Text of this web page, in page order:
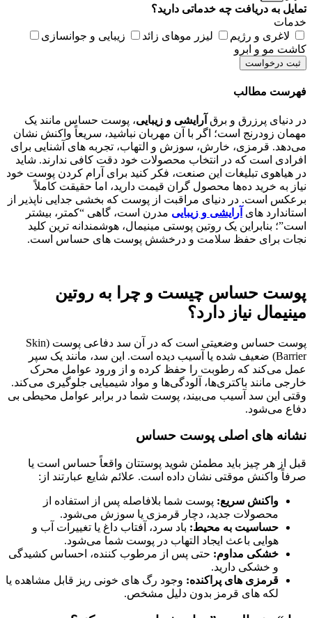
تمایل به دریافت چه خدماتی دارید؟
خدمات
لاغری و رژیم
لیزر موهای زائد
زیبایی و جوانسازی
کاشت مو و ابرو
ثبت درخواست
فهرست مطالب
در دنیای پرزرق و برق آرایشی و زیبایی، پوست حساس مانند یک
مهمان زودرنج است؛ اگر با آن مهربان نباشید، سریعاً واکنش نشان
می‌دهد. قرمزی، خارش، سوزش و التهاب، تجربه‌ های آشنایی برای
افرادی است که در انتخاب محصولات خود دقت کافی ندارند. شاید
در هیاهوی تبلیغات این صنعت، فکر کنید برای آرام کردن پوست خود
نیاز به خرید ده‌ها محصول گران‌ قیمت دارید، اما حقیقت کاملاً
برعکس است. در دنیای مراقبت از پوست که بخشی جدایی‌ ناپذیر از
استاندارد های آرایشی و زیبایی مدرن است، گاهی “کمتر، بیشتر
است”؛ بنابراین یک روتین پوستی مینیمال، هوشمندانه‌ ترین کلید
نجات برای حفظ سلامت و درخشش پوست‌ های حساس است.
پوست حساس چیست و چرا به روتین
مینیمال نیاز دارد؟
پوست حساس وضعیتی است که در آن سد دفاعی پوست (Skin
Barrier) ضعیف شده یا آسیب دیده است. این سد، مانند یک سپر
عمل می‌کند که رطوبت را حفظ کرده و از ورود عوامل محرک
خارجی مانند باکتری‌ها، آلودگی‌ها و مواد شیمیایی جلوگیری می‌کند.
وقتی این سد آسیب می‌بیند، پوست شما در برابر عوامل محیطی بی
دفاع می‌شود.
نشانه‌ های اصلی پوست حساس
قبل از هر چیز باید مطمئن شوید پوستتان واقعاً حساس است یا
صرفاً واکنش موقتی نشان داده است. علائم شایع عبارتند از:
واکنش سریع: پوست شما بلافاصله پس از استفاده از
محصولات جدید، دچار قرمزی یا سوزش می‌شود.
حساسیت به محیط: باد سرد، آفتاب داغ یا تغییرات آب‌ و
هوایی باعث ایجاد التهاب در پوست شما می‌شود.
خشکی مداوم: حتی پس از مرطوب‌ کننده، احساس کشیدگی
و خشکی دارید.
قرمزی‌ های پراکنده: وجود رگ‌ های خونی ریز قابل مشاهده یا
لکه‌ های قرمز بدون دلیل مشخص.